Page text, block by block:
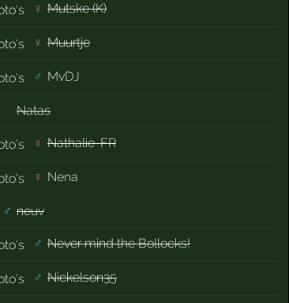
♀ Mutske (K)
♀ Muurtje
♂ MvDJ
Natas
♀ Nathalie-FR
♀ Nena
♂ neuv
♂ Never mind the Bollocks!
♂ Nickelson35